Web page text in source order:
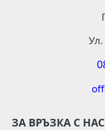
ЗА ВРЪЗКА С НАС